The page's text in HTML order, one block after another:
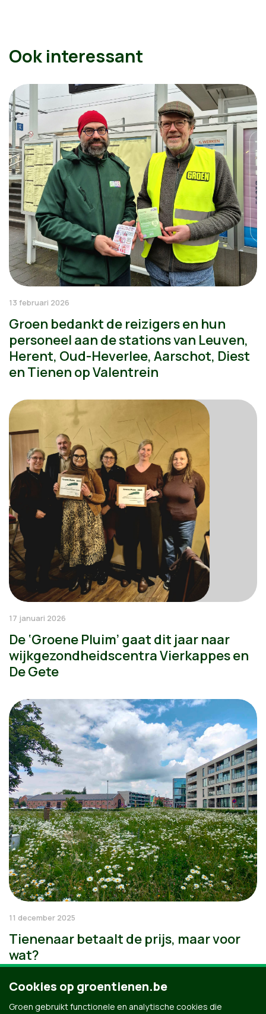
Ook interessant
13 februari 2026
Groen bedankt de reizigers en hun
personeel aan de stations van Leuven,
Herent, Oud-Heverlee, Aarschot, Diest
en Tienen op Valentrein
17 januari 2026
De ‘Groene Pluim’ gaat dit jaar naar
wijkgezondheidscentra Vierkappes en
De Gete
11 december 2025
Tienenaar betaalt de prijs, maar voor
wat?
Cookies op groentienen.be
Groen gebruikt functionele en analytische cookies die